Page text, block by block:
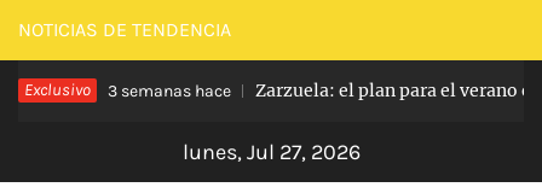
Saltar
al
contenido
NOTICIAS DE TENDENCIA
Exclusivo 3 semanas hace Zarzuela: el plan para el verano en
lunes, Jul 27, 2026